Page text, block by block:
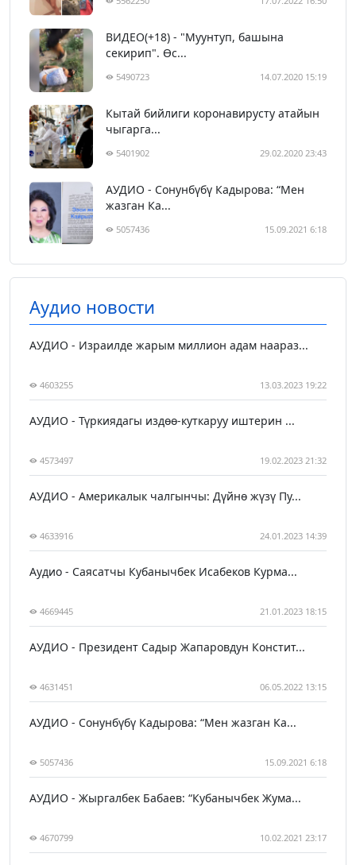
ВИДЕО(+18) - "Муунтуп, башына
секирип". Өс...
5490723 14.07.2020 15:19
Кытай бийлиги коронавирусту атайын
чыгарга...
5401902 29.02.2020 23:43
АУДИО - Сонунбүбү Кадырова: “Мен
жазган Ка...
5057436 15.09.2021 6:18
Аудио новости
АУДИО - Израилде жарым миллион адам наараз...
4603255 13.03.2023 19:22
АУДИО - Түркиядагы издөө-куткаруу иштерин ...
4573497 19.02.2023 21:32
АУДИО - Америкалык чалгынчы: Дүйнө жүзү Пу...
4633916 24.01.2023 14:39
Аудио - Саясатчы Кубанычбек Исабеков Курма...
4669445 21.01.2023 18:15
АУДИО - Президент Садыр Жапаровдун Констит...
4631451 06.05.2022 13:15
АУДИО - Сонунбүбү Кадырова: “Мен жазган Ка...
5057436 15.09.2021 6:18
АУДИО - Жыргалбек Бабаев: “Кубанычбек Жума...
4670799 10.02.2021 23:17